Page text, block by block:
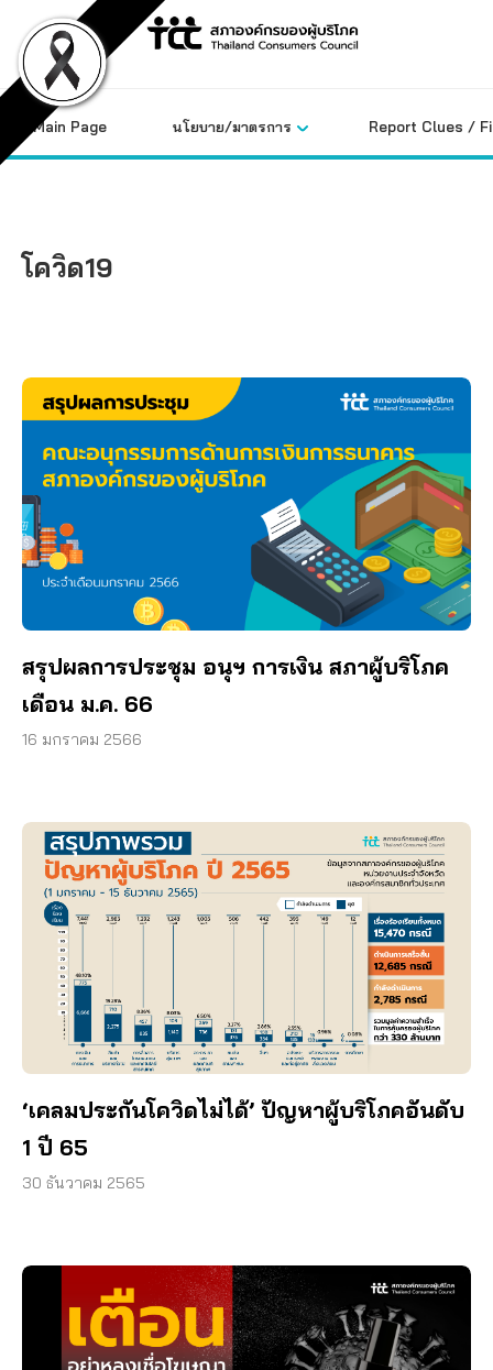
content
Main Page นโยบาย/มาตรการ Report Clues /
โควิด19
สรุปผลการประชุม อนุฯ การเงิน สภาผู้บริโภค
เดือน ม.ค. 66
16 มกราคม 2566
‘เคลมประกันโควิดไม่ได้’ ปัญหาผู้บริโภคอันดับ
1 ปี 65
30 ธันวาคม 2565